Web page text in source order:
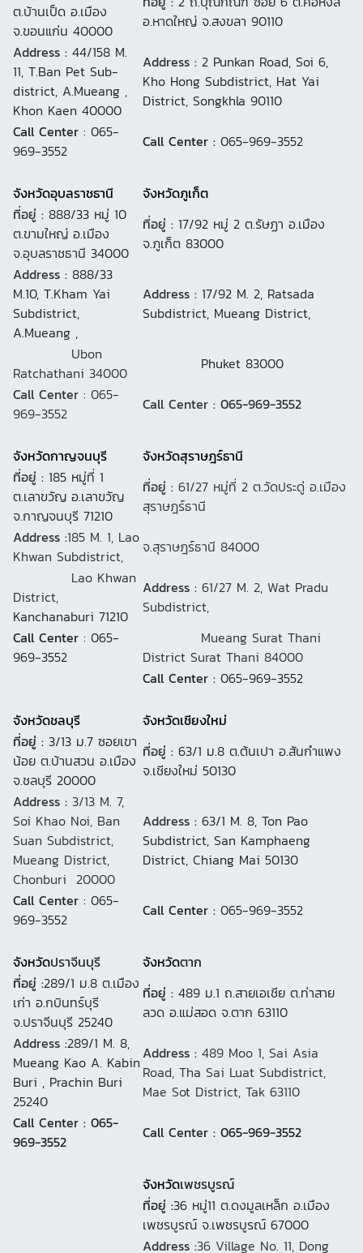
ต.บ้านเป็ด อ.เมือง
จ.ขอนแก่น 40000
อ.หาดใหญ่ จ.สงขลา 90110
Address : 44/158 M.
11, T.Ban Pet Sub-
district, A.Mueang ,
Khon Kaen 40000
Address : 2 Punkan Road, Soi 6,
Kho Hong Subdistrict, Hat Yai
District, Songkhla 90110
Call Center : 065-
969-3552
Call Center : 065-969-3552
จังหวัดอุบลราชธานี
จังหวัดภูเก็ต
ที่อยู่ : 888/33 หมู่ 10
ต.ขามใหญ่ อ.เมือง
จ.อุบลราชธานี 34000
ที่อยู่ : 17/92 หมู่ 2 ต.รัษฏา อ.เมือง
จ.ภูเก็ต 83000
Address : 888/33
M.10, T.Kham Yai
Subdistrict,
A.Mueang ,
Address : 17/92 M. 2, Ratsada
Subdistrict, Mueang District,
Ubon
Ratchathani 34000
Phuket 83000
Call Center : 065-
969-3552
Call Center : 065-969-3552
จังหวัดกาญจนบุรี
จังหวัดสุราษฎร์ธานี
ที่อยู่ : 185 หมู่ที่ 1
ต.เลาขวัญ อ.เลาขวัญ
จ.กาญจนบุรี 71210
ที่อยู่ : 61/27 หมู่ที่ 2 ต.วัดประดู่ อ.เมือง
สุราษฎร์ธานี
Address :185 M. 1, Lao
Khwan Subdistrict,
จ.สุราษฎร์ธานี 84000
Lao Khwan
District,
Kanchanaburi 71210
Address : 61/27 M. 2, Wat Pradu
Subdistrict,
Call Center : 065-
969-3552
Mueang Surat Thani
District Surat Thani 84000
Call Center : 065-969-3552
จังหวัดชลบุรี
จังหวัดเชียงใหม่
ที่อยู่ : 3/13 ม.7 ซอยเขา
น้อย ต.บ้านสวน อ.เมือง
จ.ชลบุรี 20000
ที่อยู่ : 63/1 ม.8 ต.ต้นเปา อ.สันกำแพง
จ.เชียงใหม่ 50130
Address : 3/13 M. 7,
Soi Khao Noi, Ban
Suan Subdistrict,
Mueang District,
Chonburi 20000
Address : 63/1 M. 8, Ton Pao
Subdistrict, San Kamphaeng
District, Chiang Mai 50130
Call Center : 065-
969-3552
Call Center : 065-969-3552
จังหวัดปราจีนบุรี จังหวัดตาก
ที่อยู่ :289/1 ม.8 ต.เมือง
เก่า อ.กบินทร์บุรี
จ.ปราจีนบุรี 25240
ที่อยู่ : 489 ม.1 ถ.สายเอเชีย ต.ท่าสาย
ลวด อ.แม่สอด จ.ตาก 63110
Address :289/1 M. 8,
Mueang Kao A. Kabin
Buri , Prachin Buri
25240
Address : 489 Moo 1, Sai Asia
Road, Tha Sai Luat Subdistrict,
Mae Sot District, Tak 63110
Call Center : 065-
969-3552
Call Center : 065-969-3552
จังหวัดเพชรบูรณ์
ที่อยู่ :36 หมู่11 ต.ดงมูลเหล็ก อ.เมือง
เพชรบูรณ์ จ.เพชรบูรณ์ 67000
Address :36 Village No. 11, Dong